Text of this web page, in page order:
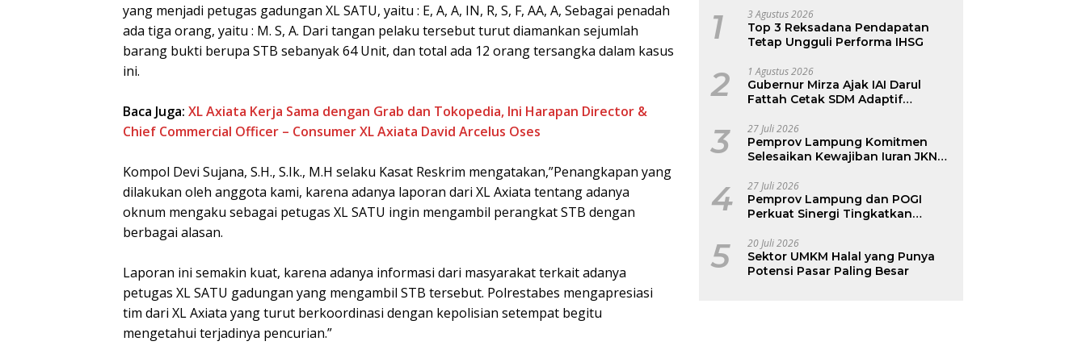
yang menjadi petugas gadungan XL SATU, yaitu : E, A, A, IN, R, S, F, AA, A, Sebagai penadah
ada tiga orang, yaitu : M. S, A. Dari tangan pelaku tersebut turut diamankan sejumlah
barang bukti berupa STB sebanyak 64 Unit, dan total ada 12 orang tersangka dalam kasus
ini.
Baca Juga: XL Axiata Kerja Sama dengan Grab dan Tokopedia, Ini Harapan Director &
Chief Commercial Officer – Consumer XL Axiata David Arcelus Oses
Kompol Devi Sujana, S.H., S.Ik., M.H selaku Kasat Reskrim mengatakan,”Penangkapan yang
dilakukan oleh anggota kami, karena adanya laporan dari XL Axiata tentang adanya
oknum mengaku sebagai petugas XL SATU ingin mengambil perangkat STB dengan
berbagai alasan.
Laporan ini semakin kuat, karena adanya informasi dari masyarakat terkait adanya
petugas XL SATU gadungan yang mengambil STB tersebut. Polrestabes mengapresiasi
tim dari XL Axiata yang turut berkoordinasi dengan kepolisian setempat begitu
mengetahui terjadinya pencurian.”
1 3 Agustus 2026
Top 3 Reksadana Pendapatan
Tetap Ungguli Performa IHSG
2 1 Agustus 2026
Gubernur Mirza Ajak IAI Darul
Fattah Cetak SDM Adaptif
3 27 Juli 2026
Pemprov Lampung Komitmen
Selesaikan Kewajiban Iuran JKN
Kepesertaan BPJS Kesehatan
4 27 Juli 2026
Pemprov Lampung dan POGI
Perkuat Sinergi Tingkatkan
5 20 Juli 2026
Sektor UMKM Halal yang Punya
Potensi Pasar Paling Besar